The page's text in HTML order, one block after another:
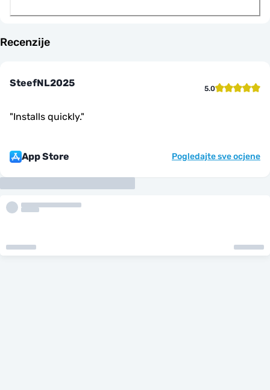
Recenzije
SteefNL2025 5.0
"Installs quickly."
App Store Pogledajte sve ocjene